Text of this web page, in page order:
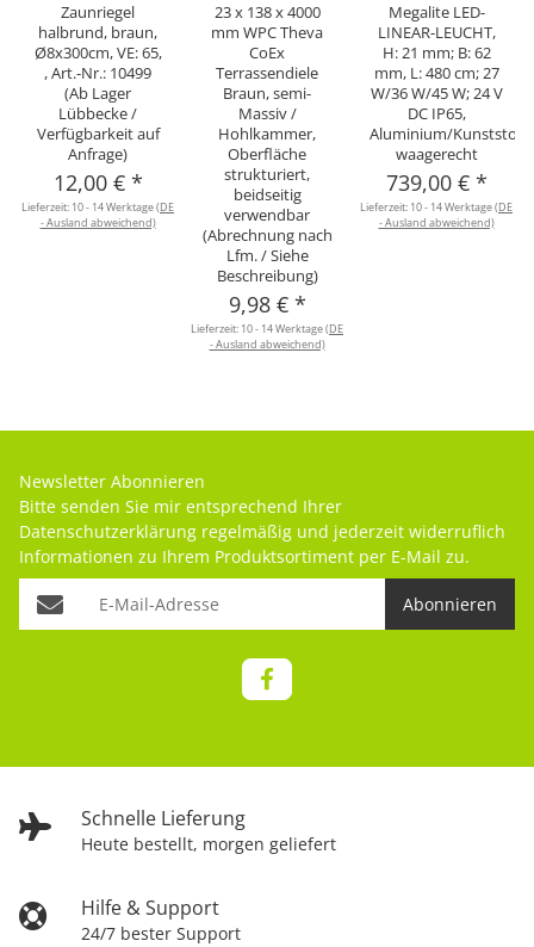
Zaunriegel
halbrund, braun,
Ø8x300cm, VE: 65,
, Art.-Nr.: 10499
(Ab Lager
Lübbecke /
Verfügbarkeit auf
Anfrage)
12,00 € *
Lieferzeit: 10 - 14 Werktage(DE
- Ausland abweichend)
23 x 138 x 4000
mm WPC Theva
CoEx
Terrassendiele
Braun, semi-
Massiv /
Hohlkammer,
Oberfläche
strukturiert,
beidseitig
verwendbar
(Abrechnung nach
Lfm. / Siehe
Beschreibung)
9,98 € *
Lieferzeit: 10 - 14 Werktage(DE
- Ausland abweichend)
Megalite LED-
LINEAR-LEUCHT,
H: 21 mm; B: 62
mm, L: 480 cm; 27
W/36 W/45 W; 24 V
DC IP65,
Aluminium/Kunststoff,
waagerecht
739,00 € *
Lieferzeit: 10 - 14 Werktage(DE
- Ausland abweichend)
Schnelle Lieferung
Heute bestellt, morgen geliefert
Hilfe & Support
24/7 bester Support
Newsletter Abonnieren
Bitte senden Sie mir entsprechend Ihrer
Datenschutzerklärung regelmäßig und jederzeit widerruflich
Informationen zu Ihrem Produktsortiment per E-Mail zu.
Abonnieren